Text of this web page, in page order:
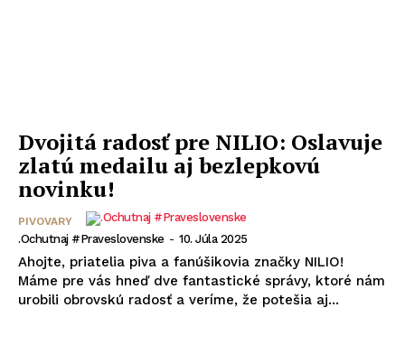
Dvojitá radosť pre NILIO: Oslavuje
zlatú medailu aj bezlepkovú
novinku!
PIVOVARY
.Ochutnaj #praveslovenske - 10. Júla 2025
Ahojte, priatelia piva a fanúšikovia značky NILIO!
Máme pre vás hneď dve fantastické správy, ktoré nám
urobili obrovskú radosť a veríme, že potešia aj...